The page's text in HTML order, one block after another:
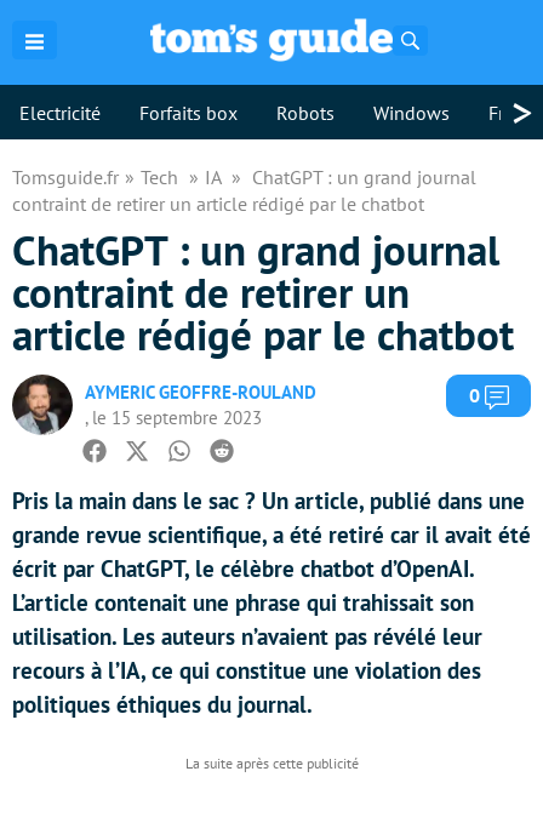
Electricité Forfaits box Robots Windows >
Tomsguide.fr Tech IA
ChatGPT : un grand journal
contraint de retirer un article rédigé par le chatbot
ChatGPT : un grand journal
contraint de retirer un
article rédigé par le chatbot
AYMERIC GEOFFRE-ROULAND
, le 15 septembre 2023
0
Facebook
TwitterWhatsapp
Reddit
Pris la main dans le sac ? Un article, publié dans une
grande revue scientifique, a été retiré car il avait été
écrit par ChatGPT, le célèbre chatbot d’OpenAI.
L’article contenait une phrase qui trahissait son
utilisation. Les auteurs n’avaient pas révélé leur
recours à l’IA, ce qui constitue une violation des
politiques éthiques du journal.